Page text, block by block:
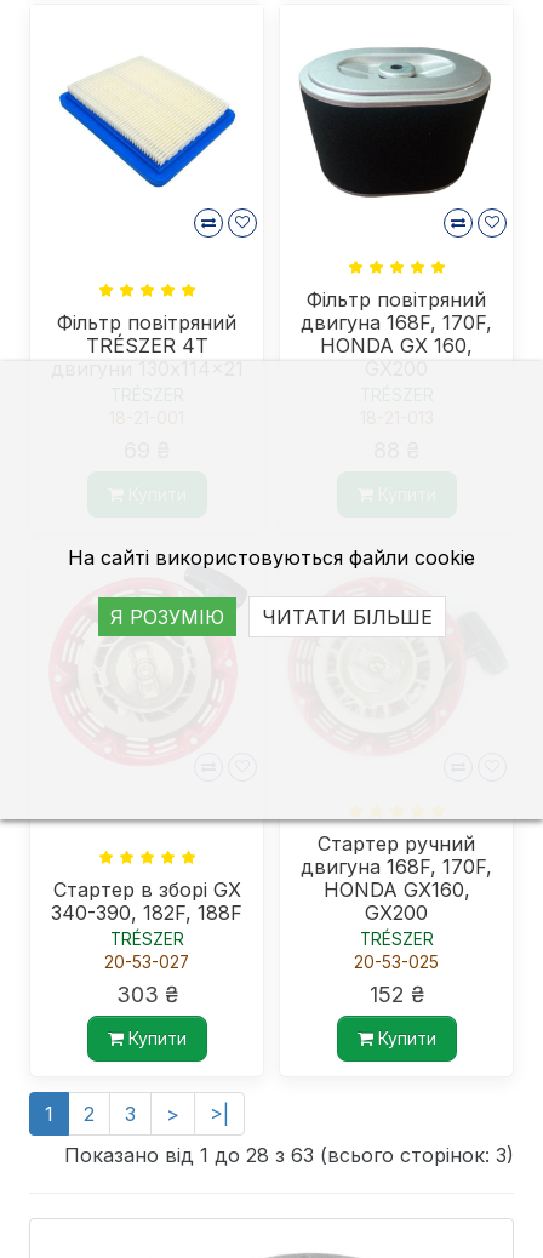
Фільтр повітряний
TRÉSZER 4Т
Фільтр повітряний
двигуна 168F, 170F,
HONDA GX 160,
Стартер в зборі GX
340-390, 182F, 188F
TRÉSZER
20-53-027
303 ₴
Купити
Стартер ручний
двигуна 168F, 170F,
HONDA GX160,
GX200
TRÉSZER
20-53-025
152 ₴
Купити
1 2 3 >
>|
Показано від 1 до 28 з 63 (всього сторінок: 3)
На сайті використовуються файли cookie
Я РОЗУМІЮ ЧИТАТИ БІЛЬШЕ